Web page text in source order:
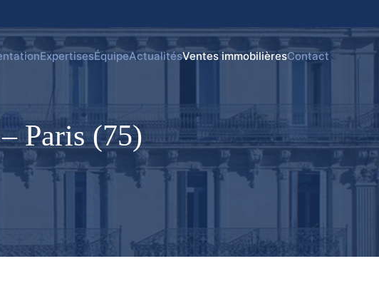
ExpertisesÉquipeActualitésVentes immobilièresContact
Paris (75)